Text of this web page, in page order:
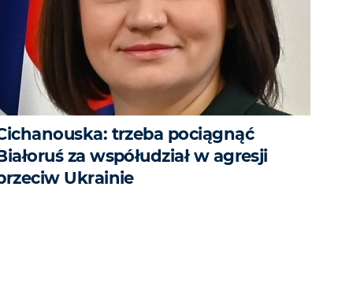
trzeba pociągnąć
za współudział w agresji
Ukrainie